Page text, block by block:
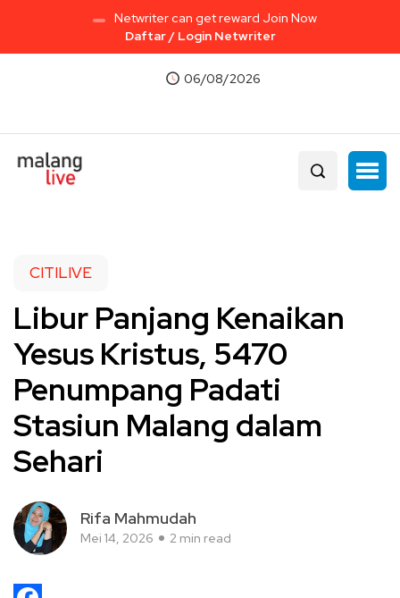
Netwriter can get reward Join Now
Daftar / Login Netwriter
06/08/2026
CITILIVE
Libur Panjang Kenaikan
Yesus Kristus, 5470
Penumpang Padati
Stasiun Malang dalam
Sehari
Rifa Mahmudah
Mei 14, 2026 2 min read